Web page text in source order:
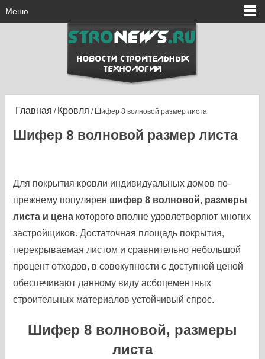
Меню
Главная / Кровля / Шифер 8 волновой размер листа
Шифер 8 волновой размер листа
Для покрытия кровли индивидуальных домов по-
прежнему популярен шифер 8 волновой, размеры
листа и цена которого вполне удовлетворяют многих
застройщиков. Достаточная площадь покрытия,
перекрываемая листом и сравнительно небольшой
процент отходов, в совокупности с доступной ценой
обеспечивают данному виду асбоцементных
строительных материалов устойчивый спрос.
Шифер 8 волновой, размеры
листа